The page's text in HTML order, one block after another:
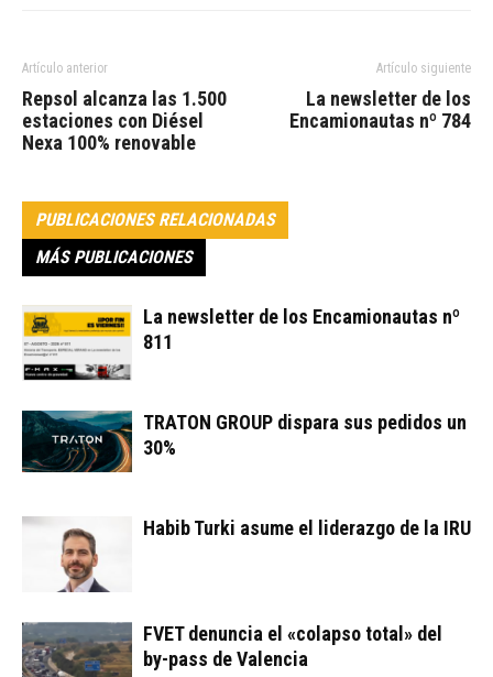
Artículo anterior
Repsol alcanza las 1.500
estaciones con Diésel
Nexa 100% renovable
Artículo siguiente
La newsletter de los
Encamionautas nº 784
PUBLICACIONES RELACIONADAS
MÁS PUBLICACIONES
La newsletter de los Encamionautas nº
811
TRATON GROUP dispara sus pedidos un
30%
Habib Turki asume el liderazgo de la IRU
FVET denuncia el «colapso total» del
by-pass de Valencia